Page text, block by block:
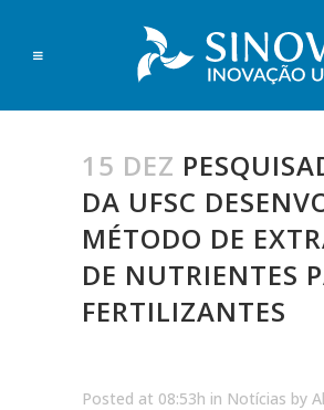
15 DEZ
DA UFSC
MÉTODO DE
DE NUTRIENTES
FERTILIZANTES
Posted at 08:53h in Notícias by